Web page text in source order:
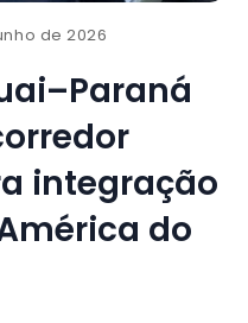
de 2026
integração
do